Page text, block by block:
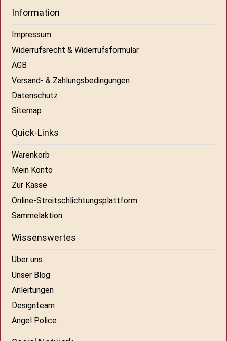
Information
Impressum
Widerrufsrecht & Widerrufsformular
AGB
Versand- & Zahlungsbedingungen
Datenschutz
Sitemap
Quick-Links
Warenkorb
Mein Konto
Zur Kasse
Online-Streitschlichtungsplattform
Sammelaktion
Wissenswertes
Über uns
Unser Blog
Anleitungen
Designteam
Angel Police